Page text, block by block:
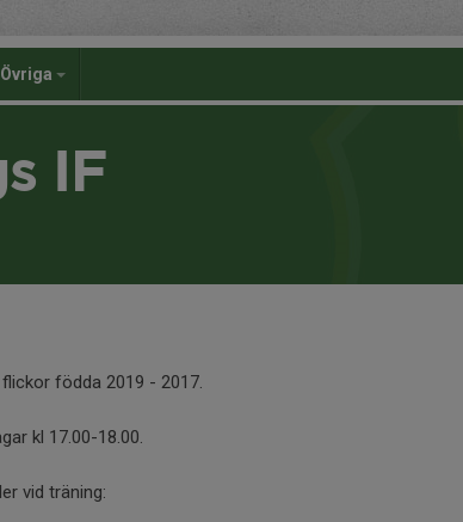
Övriga
IF
födda 2019 - 2017.
kl 17.00-18.00.
vid träning: